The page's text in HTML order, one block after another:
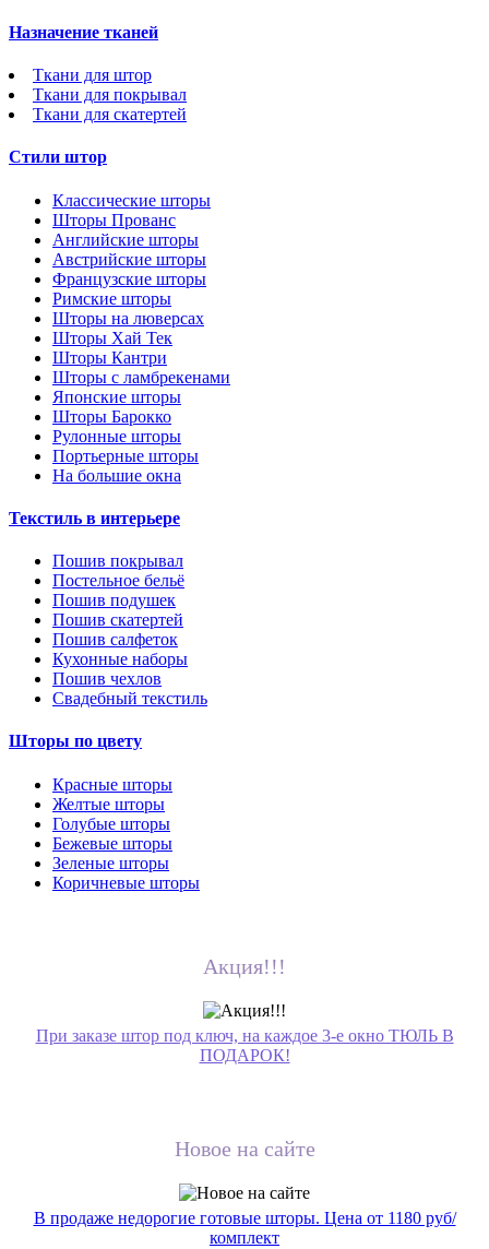
Назначение тканей
Ткани для штор
Ткани для покрывал
Ткани для скатертей
Стили штор
Классические шторы
Шторы Прованс
Английские шторы
Австрийские шторы
Французские шторы
Римские шторы
Шторы на люверсах
Шторы Хай Тек
Шторы Кантри
Шторы с ламбрекенами
Японские шторы
Шторы Барокко
Рулонные шторы
Портьерные шторы
На большие окна
Текстиль в интерьере
Пошив покрывал
Постельное бельё
Пошив подушек
Пошив скатертей
Пошив салфеток
Кухонные наборы
Пошив чехлов
Свадебный текстиль
Шторы по цвету
Красные шторы
Желтые шторы
Голубые шторы
Бежевые шторы
Зеленые шторы
Коричневые шторы
Акция!!!
При заказе штор под ключ, на каждое 3-е окно ТЮЛЬ В
ПОДАРОК!
Новое на сайте
В продаже недорогие готовые шторы. Цена от 1180 руб/
комплект